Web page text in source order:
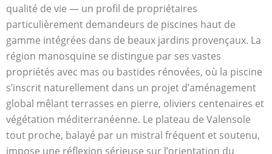
qualité de vie — un profil de propriétaires
particulièrement demandeurs de piscines haut de
gamme intégrées dans de beaux jardins provençaux. La
région manosquine se distingue par ses vastes
propriétés avec mas ou bastides rénovées, où la piscine
s’inscrit naturellement dans un projet d’aménagement
global mêlant terrasses en pierre, oliviers centenaires et
végétation méditerranéenne. Le plateau de Valensole
tout proche, balayé par un mistral fréquent et soutenu,
impose une réflexion sérieuse sur l’orientation du